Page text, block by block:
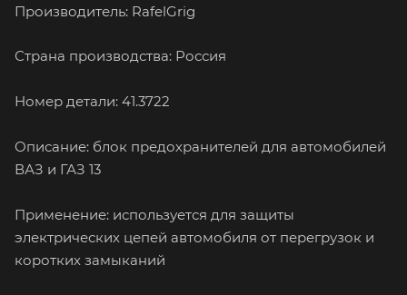
Производитель: RafelGrig
Страна производства: Россия
Номер детали: 41.3722
Описание: блок предохранителей для автомобилей
ВАЗ и ГАЗ 13
Применение: используется для защиты
электрических цепей автомобиля от перегрузок и
коротких замыканий